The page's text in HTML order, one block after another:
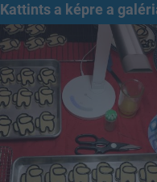
Kattints a képre a